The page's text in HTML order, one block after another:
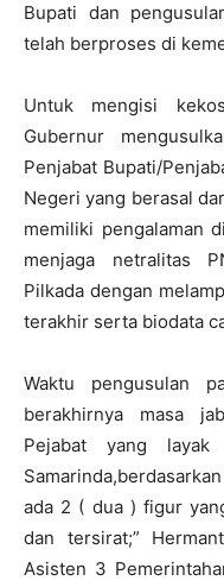
Bupati dan
telah berproses di
Untuk mengisi
Gubernur
Penjabat Bupati/
Negeri yang berasal
memiliki pengalaman
menjaga netralitas
Pilkada dengan
terakhir serta biodata
Waktu pengusulan
berakhirnya masa
Pejabat yang layak
ada 2 ( dua ) figur
dan tersirat;”
Asisten 3